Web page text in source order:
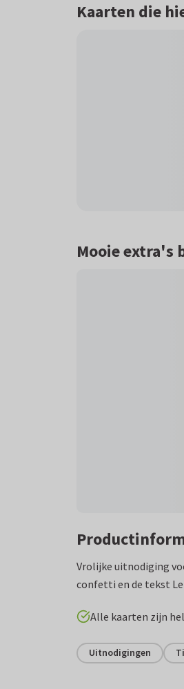
Kaarten die
Mooie extra's
Vrolijke uitnodiging
confetti en de tekst
Alle kaarten zijn
Uitnodigingen